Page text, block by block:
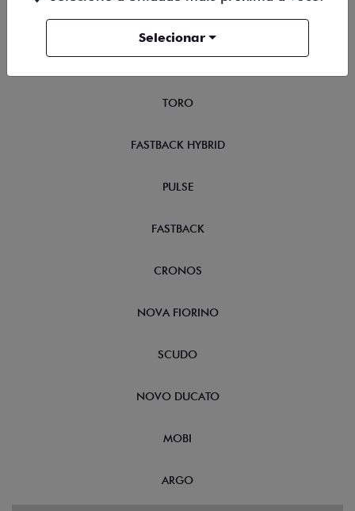
TITANO
STRADA
TORO
FASTBACK HYBRID
PULSE
FASTBACK
CRONOS
NOVA FIORINO
SCUDO
NOVO DUCATO
MOBI
ARGO
Selecionar